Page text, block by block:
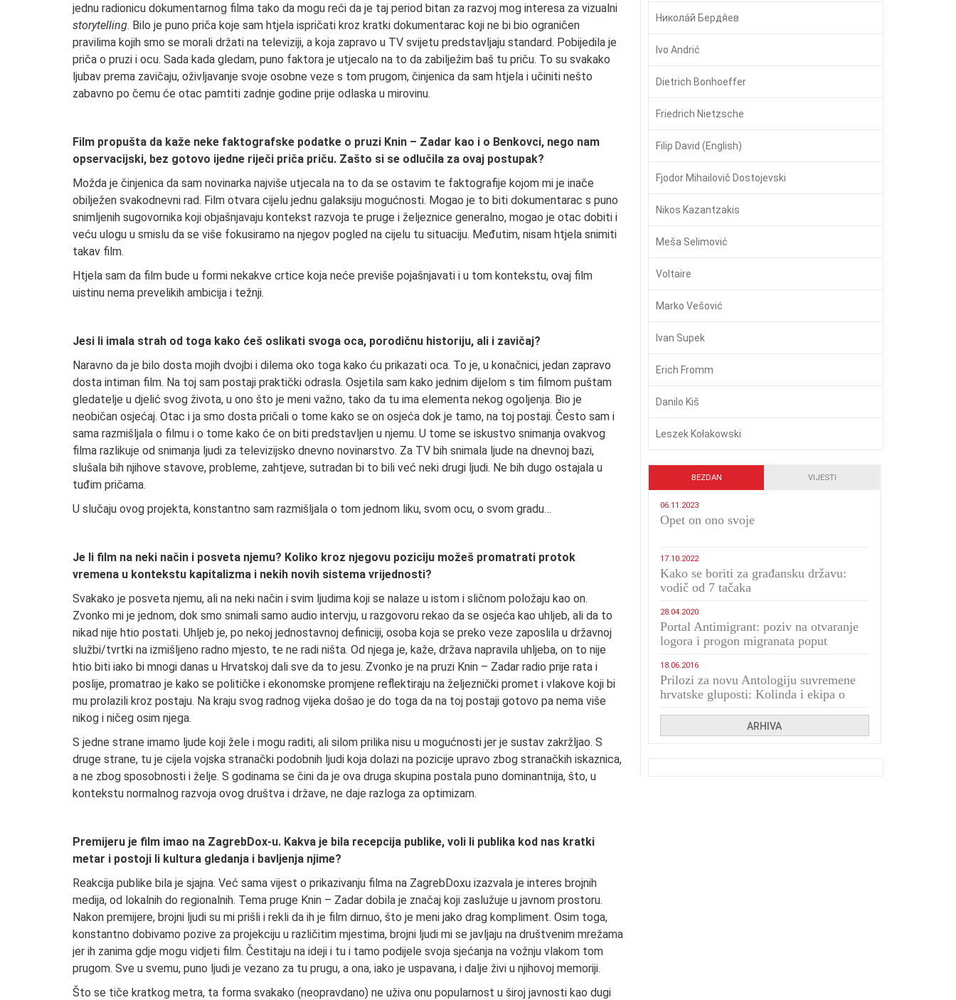
jednu radionicu dokumentarnog filma tako da mogu reći da je taj period bitan za razvoj mog interesa za vizualni
storytelling. Bilo je puno priča koje sam htjela ispričati kroz kratki dokumentarac koji ne bi bio ograničen
pravilima kojih smo se morali držati na televiziji, a koja zapravo u TV svijetu predstavljaju standard. Pobijedila je
priča o pruzi i ocu. Sada kada gledam, puno faktora je utjecalo na to da zabilježim baš tu priču. To su svakako
ljubav prema zavičaju, oživljavanje svoje osobne veze s tom prugom, činjenica da sam htjela i učiniti nešto
zabavno po čemu će otac pamtiti zadnje godine prije odlaska u mirovinu.
Film propušta da kaže neke faktografske podatke o pruzi Knin – Zadar kao i o Benkovci, nego nam
opservacijski, bez gotovo ijedne riječi priča priču. Zašto si se odlučila za ovaj postupak?
Možda je činjenica da sam novinarka najviše utjecala na to da se ostavim te faktografije kojom mi je inače
obilježen svakodnevni rad. Film otvara cijelu jednu galaksiju mogućnosti. Mogao je to biti dokumentarac s puno
snimljenih sugovornika koji objašnjavaju kontekst razvoja te pruge i željeznice generalno, mogao je otac dobiti i
veću ulogu u smislu da se više fokusiramo na njegov pogled na cijelu tu situaciju. Međutim, nisam htjela snimiti
takav film.
Htjela sam da film bude u formi nekakve crtice koja neće previše pojašnjavati i u tom kontekstu, ovaj film
uistinu nema prevelikih ambicija i težnji.
Jesi li imala strah od toga kako ćeš oslikati svoga oca, porodičnu historiju, ali i zavičaj?
Naravno da je bilo dosta mojih dvojbi i dilema oko toga kako ću prikazati oca. To je, u konačnici, jedan zapravo
dosta intiman film. Na toj sam postaji praktički odrasla. Osjetila sam kako jednim dijelom s tim filmom puštam
gledatelje u djelić svog života, u ono što je meni važno, tako da tu ima elementa nekog ogoljenja. Bio je
neobičan osjećaj. Otac i ja smo dosta pričali o tome kako se on osjeća dok je tamo, na toj postaji. Često sam i
sama razmišljala o filmu i o tome kako će on biti predstavljen u njemu. U tome se iskustvo snimanja ovakvog
filma razlikuje od snimanja ljudi za televizijsko dnevno novinarstvo. Za TV bih snimala ljude na dnevnoj bazi,
slušala bih njihove stavove, probleme, zahtjeve, sutradan bi to bili već neki drugi ljudi. Ne bih dugo ostajala u
tuđim pričama.
U slučaju ovog projekta, konstantno sam razmišljala o tom jednom liku, svom ocu, o svom gradu…
Je li film na neki način i posveta njemu? Koliko kroz njegovu poziciju možeš promatrati protok
vremena u kontekstu kapitalizma i nekih novih sistema vrijednosti?
Svakako je posveta njemu, ali na neki način i svim ljudima koji se nalaze u istom i sličnom položaju kao on.
Zvonko mi je jednom, dok smo snimali samo audio intervju, u razgovoru rekao da se osjeća kao uhljeb, ali da to
nikad nije htio postati. Uhljeb je, po nekoj jednostavnoj definiciji, osoba koja se preko veze zaposlila u državnoj
službi/tvrtki na izmišljeno radno mjesto, te ne radi ništa. Od njega je, kaže, država napravila uhljeba, on to nije
htio biti iako bi mnogi danas u Hrvatskoj dali sve da to jesu. Zvonko je na pruzi Knin – Zadar radio prije rata i
poslije, promatrao je kako se političke i ekonomske promjene reflektiraju na željeznički promet i vlakove koji bi
mu prolazili kroz postaju. Na kraju svog radnog vijeka došao je do toga da na toj postaji gotovo pa nema više
nikog i ničeg osim njega.
S jedne strane imamo ljude koji žele i mogu raditi, ali silom prilika nisu u mogućnosti jer je sustav zakržljao. S
druge strane, tu je cijela vojska stranački podobnih ljudi koja dolazi na pozicije upravo zbog stranačkih iskaznica,
a ne zbog sposobnosti i želje. S godinama se čini da je ova druga skupina postala puno dominantnija, što, u
kontekstu normalnog razvoja ovog društva i države, ne daje razloga za optimizam.
Premijeru je film imao na ZagrebDox-u. Kakva je bila recepcija publike, voli li publika kod nas kratki
metar i postoji li kultura gledanja i bavljenja njime?
Reakcija publike bila je sjajna. Već sama vijest o prikazivanju filma na ZagrebDoxu izazvala je interes brojnih
medija, od lokalnih do regionalnih. Tema pruge Knin – Zadar dobila je značaj koji zaslužuje u javnom prostoru.
Nakon premijere, brojni ljudi su mi prišli i rekli da ih je film dirnuo, što je meni jako drag kompliment. Osim toga,
konstantno dobivamo pozive za projekciju u različitim mjestima, brojni ljudi mi se javljaju na društvenim mrežama
jer ih zanima gdje mogu vidjeti film. Čestitaju na ideji i tu i tamo podijele svoja sjećanja na vožnju vlakom tom
prugom. Sve u svemu, puno ljudi je vezano za tu prugu, a ona, iako je uspavana, i dalje živi u njihovoj memoriji.
Što se tiče kratkog metra, ta forma svakako (neopravdano) ne uživa onu popularnost u široj javnosti kao dugi
Никола́й Бердя́ев
Ivo Andrić
Dietrich Bonhoeffer
Friedrich Nietzsche
Filip David (English)
Fjodor Mihailovič Dostojevski
Nikos Kazantzakis
Meša Selimović
Voltaire
Marko Vešović
Ivan Supek
Erich Fromm
Danilo Kiš
Leszek Kołakowski
BEZDAN VIJESTI
06.11.2023
​Opet on ono svoje
17.10.2022
Kako se boriti za građansku državu:
vodič od 7 tačaka
28.04.2020
Portal Antimigrant: poziv na otvaranje
logora i progon migranata poput
18.06.2016
Prilozi za novu Antologiju suvremene
hrvatske gluposti: Kolinda i ekipa o
ARHIVA